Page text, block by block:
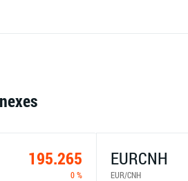
195.265
0 %
EURCNH
EUR/CNH